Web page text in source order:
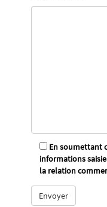
En soumettant
informations
la relation